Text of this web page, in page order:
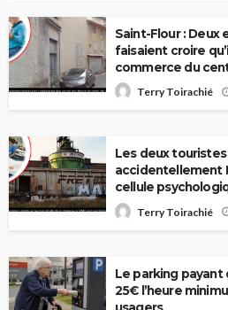
Saint-Flour : Deux
faisaient croire
commerce du
Terry Toirachié
Les deux
accidentellement
cellule
Terry Toirachié
Le parking payant
25€ l’heure
usagers